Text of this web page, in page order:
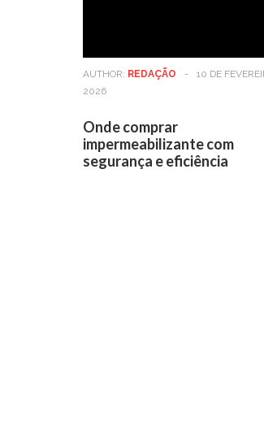
AUTHOR: REDAÇÃO -
10 DE
2026
Onde comprar
impermeabilizante com
segurança e eficiência